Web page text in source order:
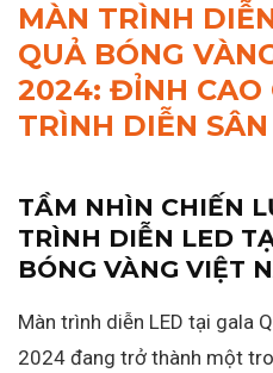
MÀN TRÌNH
QUẢ BÓNG
2024: ĐỈNH CAO
TRÌNH DIỄN
TẦM NHÌN CHIẾN
TRÌNH DIỄN LED
BÓNG VÀNG VIỆT
Màn trình diễn LED tại gala
2024 đang trở thành một